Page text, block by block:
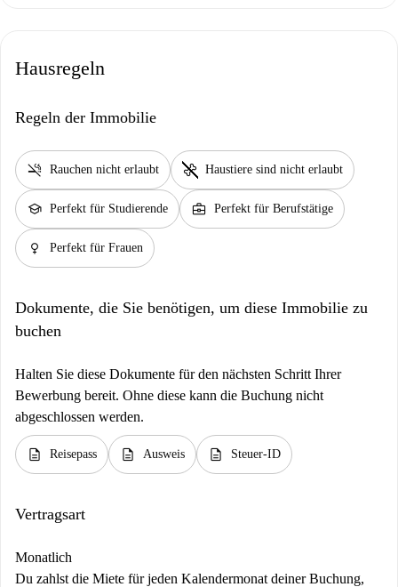
Hausregeln
Regeln der Immobilie
smoke_free Rauchen nicht erlaubt pet_supplies Haustiere sind nicht erlaubt
school Perfekt für Studierende business_center Perfekt für Berufstätige
female Perfekt für Frauen
Dokumente, die Sie benötigen, um diese Immobilie zu
buchen
Halten Sie diese Dokumente für den nächsten Schritt Ihrer
Bewerbung bereit. Ohne diese kann die Buchung nicht
abgeschlossen werden.
description Reisepass description Ausweis description Steuer-ID
Vertragsart
Monatlich
Du zahlst die Miete für jeden Kalendermonat deiner Buchung,